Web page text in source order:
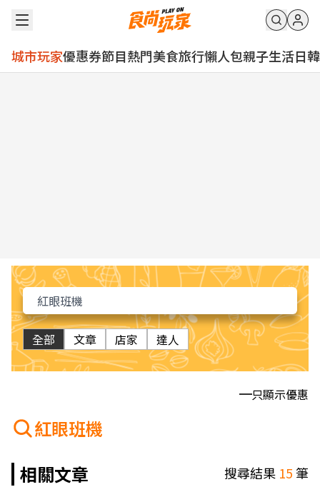
城市玩家優惠券節目熱門美食旅行懶人包親子生活日韓
全部 文章 店家 達人
只顯示優惠
紅眼班機
相關文章
搜尋結果 15筆